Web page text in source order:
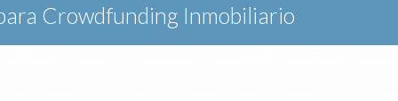
Crowdfunding Inmobiliario